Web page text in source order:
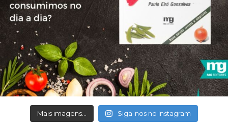
Mais imagens... Siga-nos no Instagram